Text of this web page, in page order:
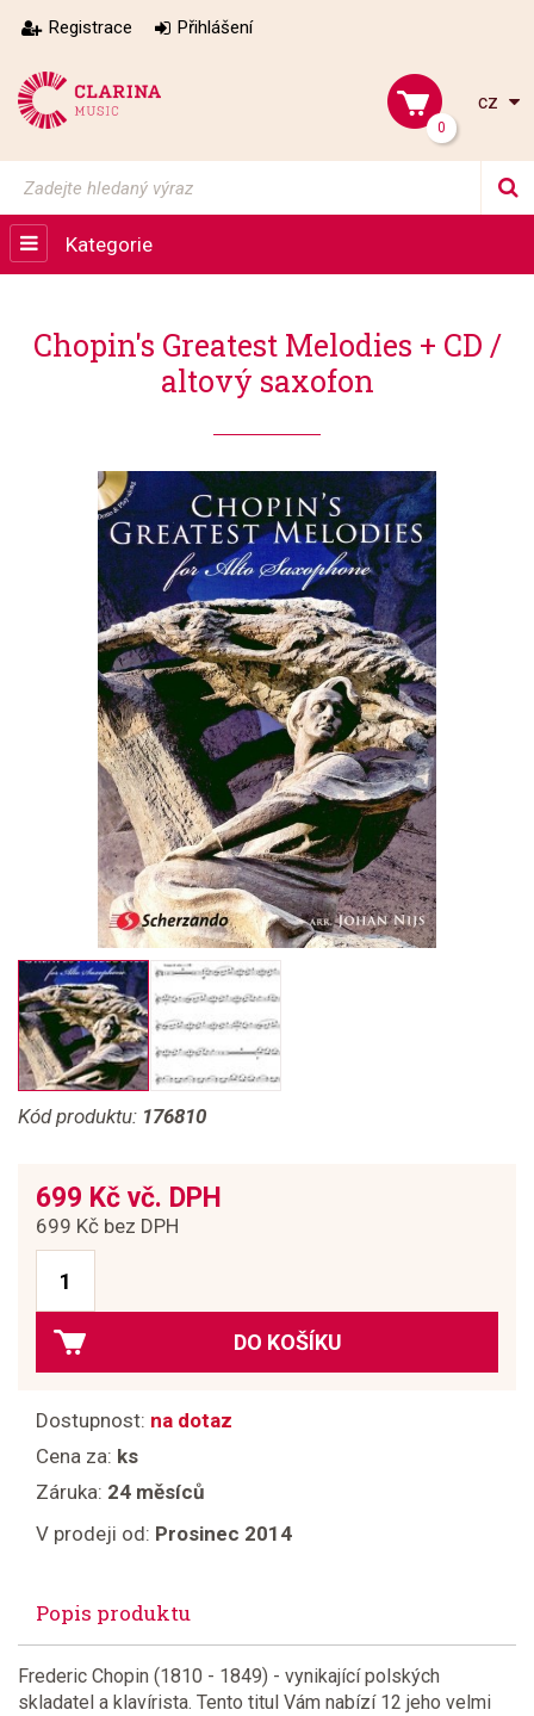
Registrace Přihlášení
0
cz
Kategorie
Chopin's Greatest Melodies + CD /
altový saxofon
Kód produktu: 176810
699 Kč vč. DPH
699 Kč bez DPH
DO KOŠÍKU
Dostupnost: na dotaz
Cena za: ks
Záruka: 24 měsíců
V prodeji od: Prosinec 2014
Popis produktu
Frederic Chopin (1810 - 1849) - vynikající polských
skladatel a klavírista. Tento titul Vám nabízí 12 jeho velmi